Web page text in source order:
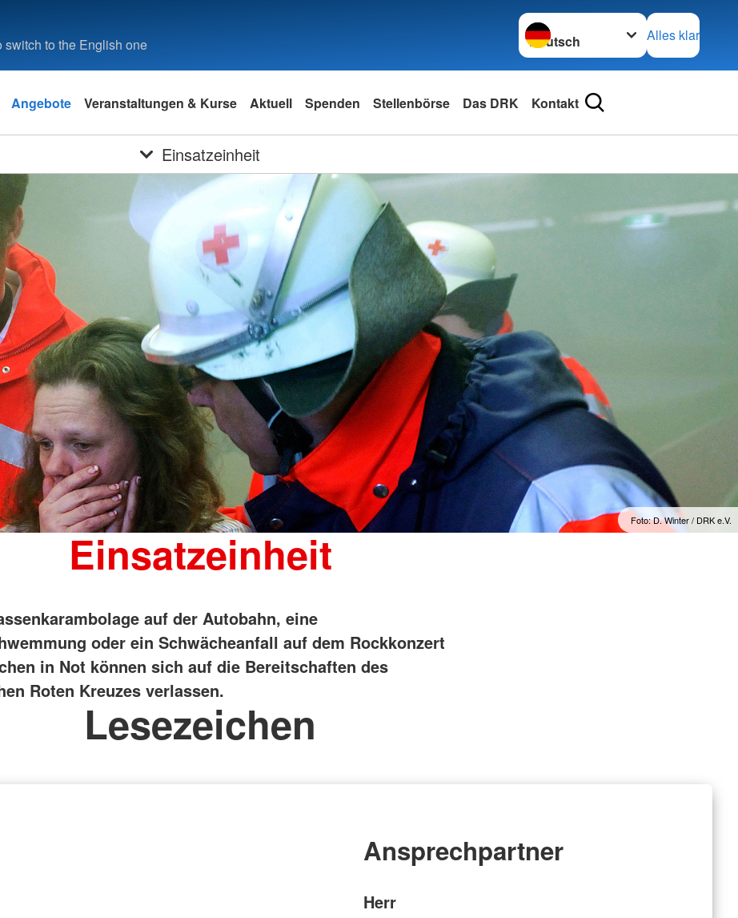
switch to the English one
Sprache wechseln zu
Alles klar
Angebote Veranstaltungen & Kurse Aktuell Spenden Stellenbörse Das DRK Kontakt
Einsatzeinheit
Foto: D. Winter / DRK e.V.
Einsatzeinheit
auf der Autobahn, eine
oder ein Schwächeanfall auf dem Rockkonzert
in Not können sich auf die Bereitschaften des
Roten Kreuzes verlassen.
Lesezeichen
Ansprechpartner
Herr